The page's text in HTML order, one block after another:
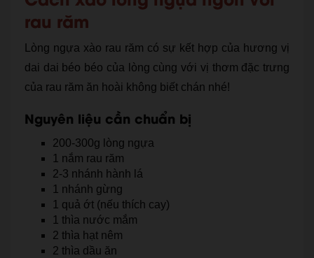
rau răm
Lòng ngựa xào rau răm có sự kết hợp của hương vị
dai dai béo béo của lòng cùng với vị thơm đặc trưng
của rau răm ăn hoài không biết chán nhé!
Nguyên liệu cần chuẩn bị
200-300g lòng ngựa
1 nắm rau răm
2-3 nhánh hành lá
1 nhánh gừng
1 quả ớt (nếu thích cay)
1 thìa nước mắm
2 thìa hạt nêm
2 thìa dầu ăn